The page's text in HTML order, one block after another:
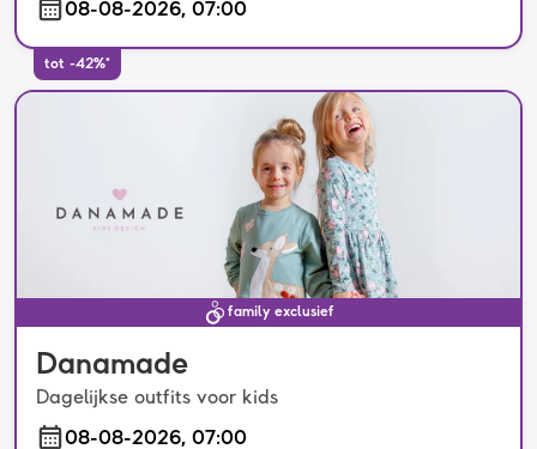
08-08-2026, 07:00
tot -42%*
family exclusief
Danamade
Dagelijkse outfits voor kids
08-08-2026, 07:00